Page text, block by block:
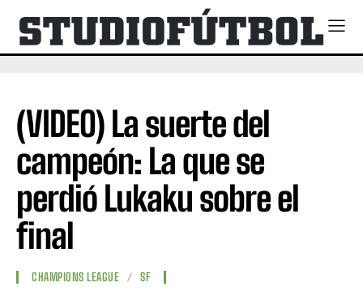
(VIDEO) La suerte del
campeón: La que se
perdió Lukaku sobre el
final
CHAMPIONS LEAGUE SF